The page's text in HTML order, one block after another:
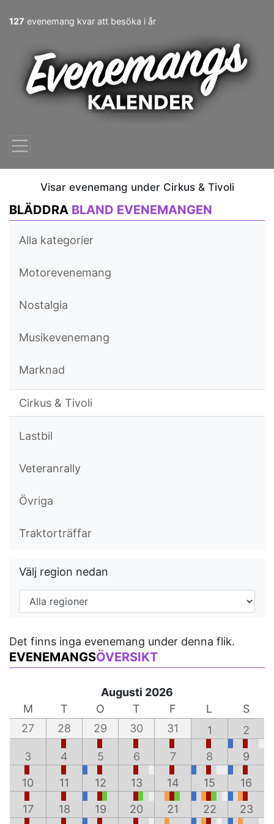
127 evenemang kvar att besöka i år
Visar evenemang under Cirkus & Tivoli
BLÄDDRA BLAND EVENEMANGEN
Alla kategorier
Motorevenemang
Nostalgia
Musikevenemang
Marknad
Cirkus & Tivoli
Lastbil
Veteranrally
Övriga
Traktorträffar
Välj region nedan
Det finns inga evenemang under denna flik.
EVENEMANGSÖVERSIKT
Augusti 2026
M
T O T F L
S
27
28 29 30 31 1 2
3 4 5 6 7 8 9
10 11 12 13 14 15 16
17 18 19 20 21 22 23